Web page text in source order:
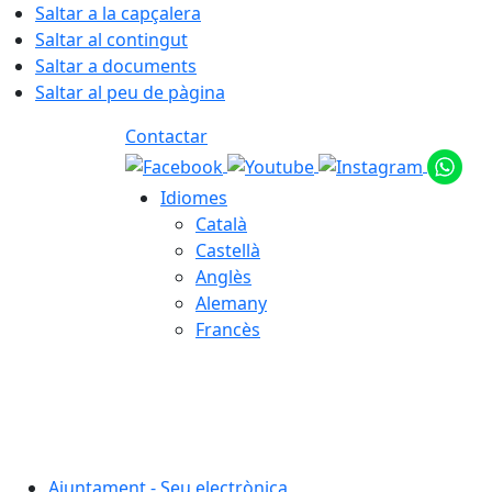
Saltar a la capçalera
Saltar al contingut
Saltar a documents
Saltar al peu de pàgina
Contactar
Idiomes
Català
Castellà
Anglès
Alemany
Francès